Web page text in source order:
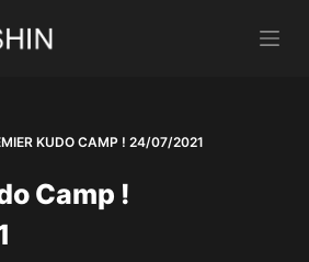
KUDO CAMP ! 24/07/2021
Camp !